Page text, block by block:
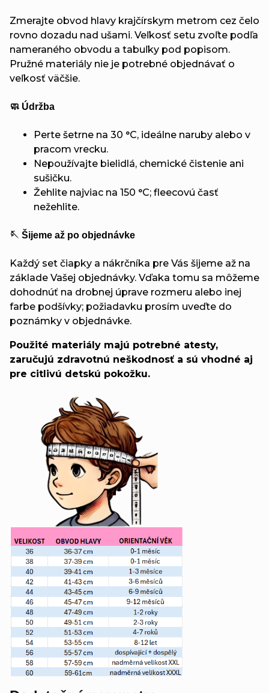
Zmerajte obvod hlavy krajčírskym metrom cez čelo
rovno dozadu nad ušami. Veľkosť setu zvoľte podľa
nameraného obvodu a tabuľky pod popisom.
Pružné materiály nie je potrebné objednávať o
veľkosť väčšie.
🧼 Údržba
Perte šetrne na 30 °C, ideálne naruby alebo v
pracom vrecku.
Nepoužívajte bielidlá, chemické čistenie ani
sušičku.
Žehlite najviac na 150 °C; fleecovú časť
nežehlite.
🪡 Šijeme až po objednávke
Každý set čiapky a nákrčníka pre Vás šijeme až na
základe Vašej objednávky. Vďaka tomu sa môžeme
dohodnúť na drobnej úprave rozmeru alebo inej
farbe podšívky; požiadavku prosím uveďte do
poznámky v objednávke.
Použité materiály majú potrebné atesty,
zaručujú zdravotnú neškodnosť a sú vhodné aj
pre citlivú detskú pokožku.